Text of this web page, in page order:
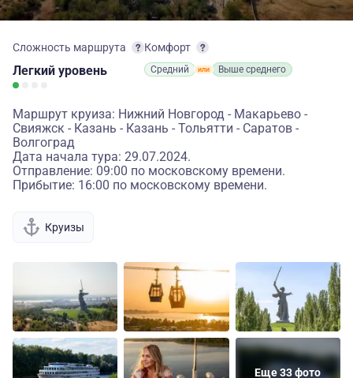
Сложность маршрута
Легкий уровень
Комфорт
Средний Выше среднего
Маршрут круиза: Нижний Новгород - Макарьево -
Свияжск - Казань - Казань - Тольятти - Саратов -
Волгоград
Дата начала тура: 29.07.2024.
Отправление: 09:00 по московскому времени.
Прибытие: 16:00 по московскому времени.
Круизы
Еще 33 фото